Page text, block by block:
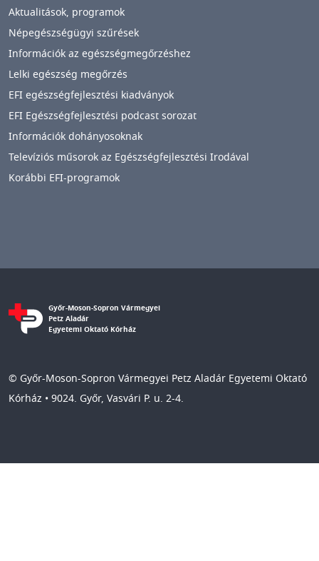
Aktualitások, programok
Népegészségügyi szűrések
Információk az egészségmegőrzéshez
Lelki egészség megőrzés
EFI egészségfejlesztési kiadványok
EFI Egészségfejlesztési podcast sorozat
Információk dohányosoknak
Televíziós műsorok az Egészségfejlesztési Irodával
Korábbi EFI-programok
Győr-Moson-Sopron Vármegyei
Petz Aladár
Egyetemi Oktató Kórház
© Győr-Moson-Sopron Vármegyei Petz Aladár Egyetemi Oktató
Kórház • 9024. Győr, Vasvári P. u. 2-4.